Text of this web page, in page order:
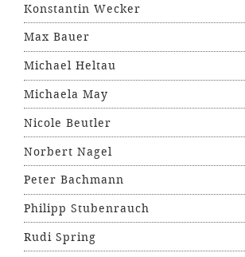
Konstantin Wecker
Max Bauer
Michael Heltau
Michaela May
Nicole Beutler
Norbert Nagel
Peter Bachmann
Philipp Stubenrauch
Rudi Spring